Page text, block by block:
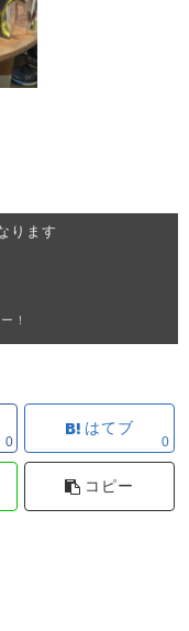
ります
！
0
はてブ
0
コピー